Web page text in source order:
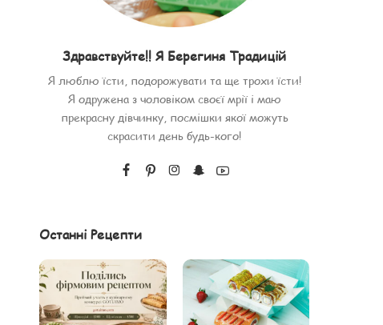
Здравствуйте!! Я Берегиня Традицій
Я люблю їсти, подорожувати та ще трохи їсти!
Я одружена з чоловіком своєї мрії і маю
прекрасну дівчинку, посмішки якої можуть
скрасити день будь-кого!
Останні Рецепти